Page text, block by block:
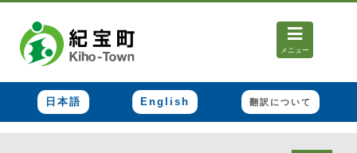
メニュー
日本語 English 翻訳について